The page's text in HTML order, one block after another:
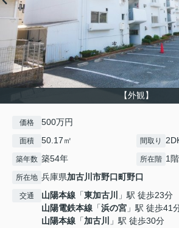
【外観】
価格 500万円
面積 50.17㎡ 間取り
築年数 築54年 所在階 1
所在地 兵庫県加古川市野口町野口
交通 山陽本線 「東加古川
」駅 徒歩23分
山陽電鉄本線 「浜の宮 」駅 徒歩41
山陽本線 「加古川 」駅 徒歩30分